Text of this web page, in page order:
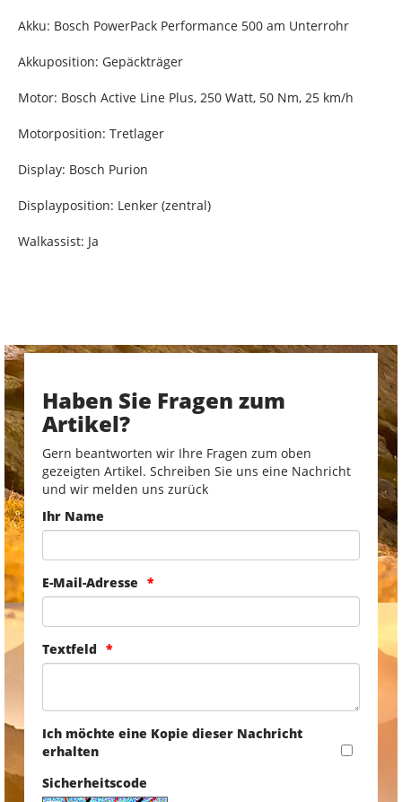
Akku: Bosch PowerPack Performance 500 am Unterrohr
Akkuposition: Gepäckträger
Motor: Bosch Active Line Plus, 250 Watt, 50 Nm, 25 km/h
Motorposition: Tretlager
Display: Bosch Purion
Displayposition: Lenker (zentral)
Walkassist: Ja
Haben Sie Fragen zum
Artikel?
Gern beantworten wir Ihre Fragen zum oben
gezeigten Artikel. Schreiben Sie uns eine Nachricht
und wir melden uns zurück
Ihr Name
E-Mail-Adresse
Textfeld
Ich möchte eine Kopie dieser Nachricht
erhalten
Sicherheitscode